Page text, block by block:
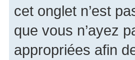
cet onglet n’est
que vous n’ayez
appropriées afin